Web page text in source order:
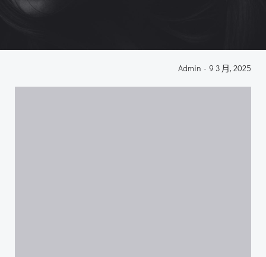
Admin - 9 3 月, 2025